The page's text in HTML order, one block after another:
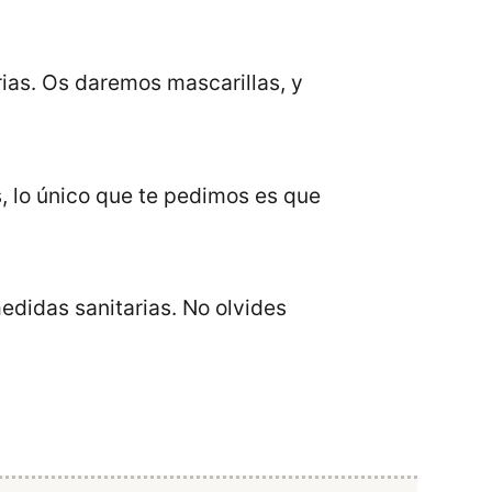
Os daremos mascarillas, y
lo único que te pedimos es que
sanitarias. No olvides